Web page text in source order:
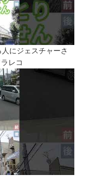
にジェスチャーさ
レコ